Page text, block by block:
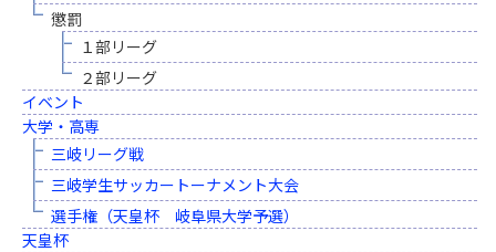
懲罰
１部リーグ
２部リーグ
イベント
大学・高専
三岐リーグ戦
三岐学生サッカートーナメント大会
選手権（天皇杯 岐阜県大学予選）
天皇杯